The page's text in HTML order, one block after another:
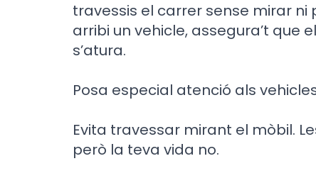
travessis el carrer sense mirar
arribi un vehicle, assegura’t que
s’atura.
Posa especial atenció als
Evita travessar mirant el mòbil.
però la teva vida no.